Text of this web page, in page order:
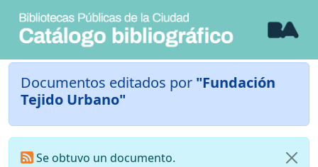
Documentos editados por "Fundación
Tejido Urbano"
Se obtuvo un documento.